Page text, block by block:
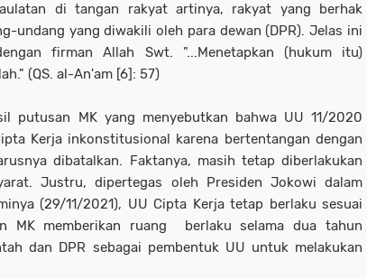
di tangan rakyat artinya, rakyat yang berhak
undang yang diwakili oleh para dewan (DPR). Jelas ini
firman Allah Swt. "...Menetapkan (hukum itu)
(QS. al-An'am [6]: 57)
putusan MK yang menyebutkan bahwa UU 11/2020
Kerja inkonstitusional karena bertentangan dengan
dibatalkan. Faktanya, masih tetap diberlakukan
Justru, dipertegas oleh Presiden Jokowi dalam
(29/11/2021), UU Cipta Kerja tetap berlaku sesuai
MK memberikan ruang berlaku selama dua tahun
dan DPR sebagai pembentuk UU untuk melakukan